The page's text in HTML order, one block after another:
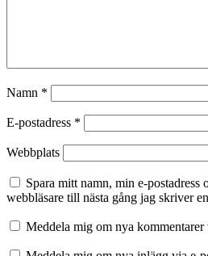
Namn *
E-postadress *
Webbplats
Spara mitt namn, min e-postadress
webbläsare till nästa gång jag skriver
Meddela mig om nya kommentarer